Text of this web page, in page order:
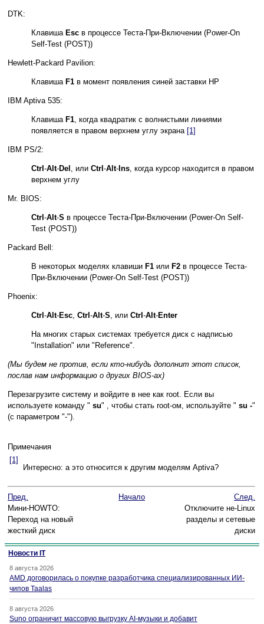
DTK:
Клавиша Esc в процессе Теста-При-Включении (Power-On
Self-Test (POST))
Hewlett-Packard Pavilion:
Клавиша F1 в момент появления синей заставки HP
IBM Aptiva 535:
Клавиша F1 , когда квадратик с волнистыми линиями
появляется в правом верхнем углу экрана [1]
IBM PS/2:
Ctrl-Alt-Del , или Ctrl-Alt-Ins , когда курсор находится в правом
верхнем углу
Mr. BIOS:
Ctrl-Alt-S в процессе Теста-При-Включении (Power-On Self-
Test (POST))
Packard Bell:
В некоторых моделях клавиши F1 или F2 в процессе Теста-
При-Включении (Power-On Self-Test (POST))
Phoenix:
Ctrl-Alt-Esc Ctrl-Alt-S , или Ctrl-Alt-Enter
На многих старых системах требуется диск с надписью
"Installation" или "Reference".
(Мы будем не против, если кто-нибудь дополнит этот список,
послав нам информацию о других BIOS-ах)
Перезагрузите систему и войдите в нее как root. Если вы
используете команду " su" , чтобы стать root-ом, используйте " su -"
(с параметром "-").
Примечания
[1]
Интересно: а это относится к другим моделям Aptiva?
Пред. Начало
След.
Мини-HOWTO:
Переход на новый
жесткий диск
Отключите не-Linux
разделы и сетевые
диски
Новости IT
8 августа 2026
AMD договорилась о покупке разработчика специализированных ИИ-
чипов Taalas
8 августа 2026
Suno ограничит массовую выгрузку AI-музыки и добавит